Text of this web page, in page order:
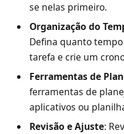
se nelas primeiro.
Organização do
Defina quanto
tarefa e crie um
Ferramentas de
ferramentas de
aplicativos ou
Revisão e Ajuste: